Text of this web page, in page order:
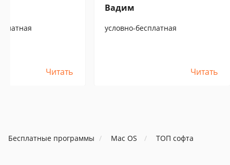
Читать
Вадим
условно-бесплатная
Читать
Бесплатные программы Mac OS ТОП софта